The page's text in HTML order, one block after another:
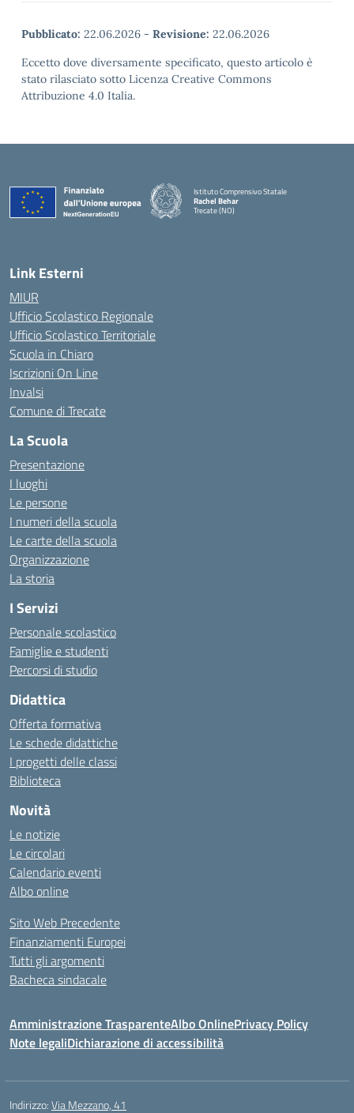
Pubblicato: 22.06.2026 - Revisione: 22.06.2026
Eccetto dove diversamente specificato, questo articolo è
stato rilasciato sotto Licenza Creative Commons
Attribuzione 4.0 Italia.
Istituto Comprensivo Statale
Rachel Behar
Trecate (NO)
Link Esterni
MIUR
Ufficio Scolastico Regionale
Ufficio Scolastico Territoriale
Scuola in Chiaro
Iscrizioni On Line
Invalsi
Comune di Trecate
La Scuola
Presentazione
I luoghi
Le persone
I numeri della scuola
Le carte della scuola
Organizzazione
La storia
I Servizi
Personale scolastico
Famiglie e studenti
Percorsi di studio
Didattica
Offerta formativa
Le schede didattiche
I progetti delle classi
Biblioteca
Novità
Le notizie
Le circolari
Calendario eventi
Albo online
Sito Web Precedente
Finanziamenti Europei
Tutti gli argomenti
Bacheca sindacale
Amministrazione TrasparenteAlbo OnlinePrivacy Policy
Note legaliDichiarazione di accessibilità
Indirizzo:Via Mezzano, 41